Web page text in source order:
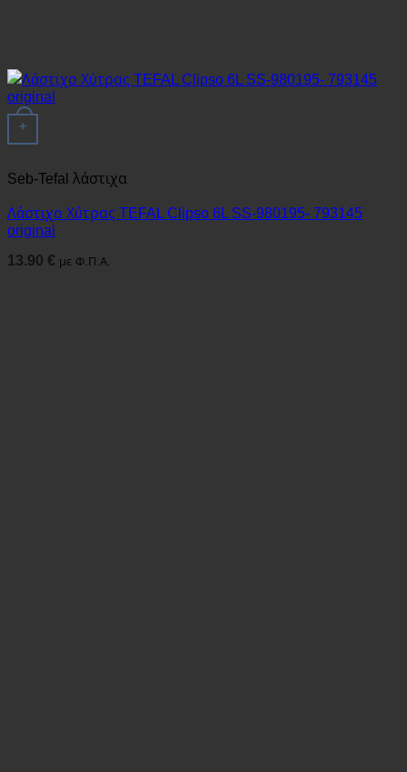
+
Seb-Tefal λάστιχα
Λάστιχο Χύτρας TEFAL Clipso 6L SS-980195- 793145
original
13.90 € με Φ.Π.Α.